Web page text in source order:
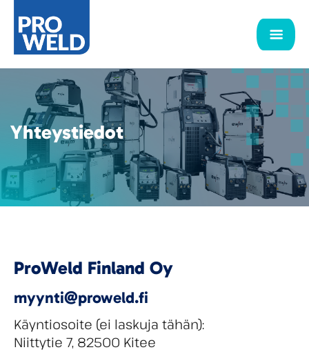
Yhteystiedot
ProWeld Finland Oy
myynti@proweld.fi
Käyntiosoite (ei laskuja tähän):
Niittytie 7, 82500 Kitee